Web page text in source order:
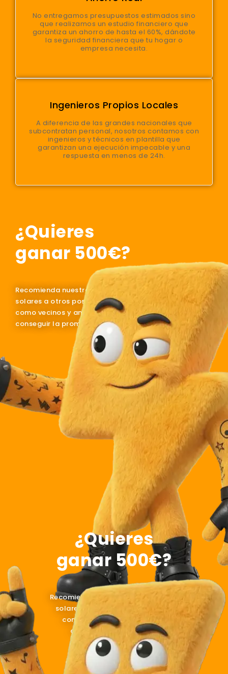
No entregamos presupuestos estimados sino
que realizamos un estudio financiero que
garantiza un ahorro de hasta el 60%, dándote
la seguridad financiera que tu hogar o
empresa necesita.
Ingenieros Propios Locales
A diferencia de las grandes nacionales que
subcontratan personal, nosotros contamos con
ingenieros y técnicos en plantilla que
garantizan una ejecución impecable y una
respuesta en menos de 24h.
¿Quieres
ganar 500€?
Recomienda nuestras instalaciones
solares a otros posibles clientes
como vecinos y amigos para
conseguir la promoción.
¿Quieres
ganar 500€?
Recomienda nuestras instalaciones
solares a otros posibles clientes
como vecinos y amigos para
conseguir la promoción.